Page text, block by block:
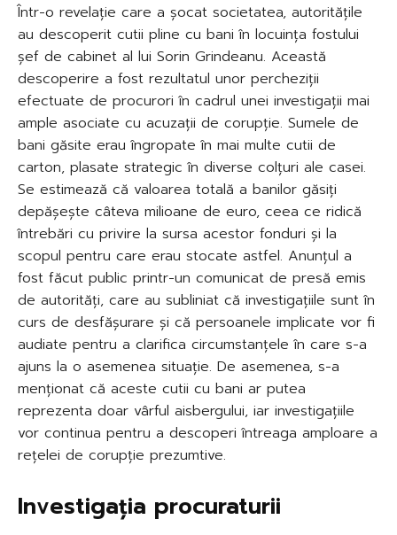
Într-o revelație care a șocat societatea, autoritățile
au descoperit cutii pline cu bani în locuința fostului
șef de cabinet al lui Sorin Grindeanu. Această
descoperire a fost rezultatul unor percheziții
efectuate de procurori în cadrul unei investigații mai
ample asociate cu acuzații de corupție. Sumele de
bani găsite erau îngropate în mai multe cutii de
carton, plasate strategic în diverse colțuri ale casei.
Se estimează că valoarea totală a banilor găsiți
depășește câteva milioane de euro, ceea ce ridică
întrebări cu privire la sursa acestor fonduri și la
scopul pentru care erau stocate astfel. Anunțul a
fost făcut public printr-un comunicat de presă emis
de autorități, care au subliniat că investigațiile sunt în
curs de desfășurare și că persoanele implicate vor fi
audiate pentru a clarifica circumstanțele în care s-a
ajuns la o asemenea situație. De asemenea, s-a
menționat că aceste cutii cu bani ar putea
reprezenta doar vârful aisbergului, iar investigațiile
vor continua pentru a descoperi întreaga amploare a
rețelei de corupție prezumtive.
Investigația procuraturii